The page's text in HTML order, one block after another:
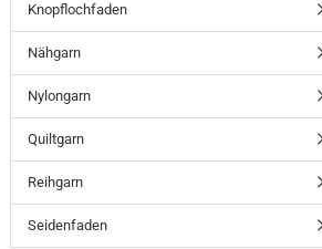
Knopflochfaden
Nähgarn
Nylongarn
Quiltgarn
Reihgarn
Seidenfaden